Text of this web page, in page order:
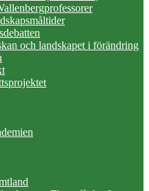
och landskapet i förändring